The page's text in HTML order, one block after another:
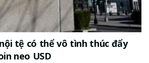
tệ có thể vô tình thúc đẩy
neo USD